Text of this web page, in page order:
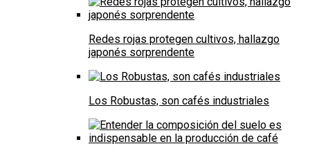
Redes rojas protegen cultivos, hallazgo
japonés sorprendente
Los Robustas, son cafés industriales